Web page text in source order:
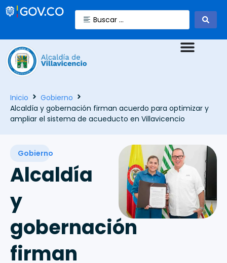
Inicio
Gobierno
Alcaldía y gobernación firman acuerdo para optimizar y
ampliar el sistema de acueducto en Villavicencio
Gobierno
Alcaldía
y
gobernación
firman